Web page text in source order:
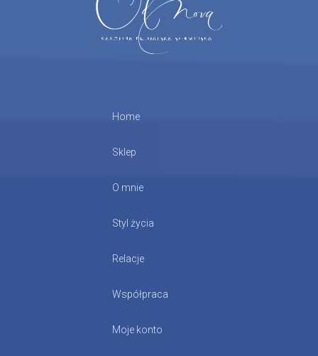
Home
Sklep
O mnie
Styl życia
Relacje
Współpraca
Moje konto